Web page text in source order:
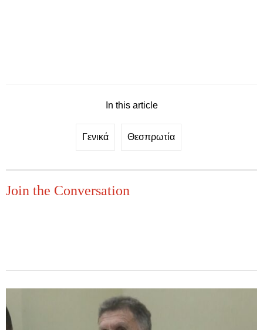
In this article
Γενικά Θεσπρωτία
Join the Conversation